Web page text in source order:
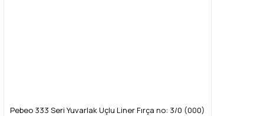
Pebeo 333 Seri Yuvarlak Uçlu Liner Fırça no: 3/0 (000)